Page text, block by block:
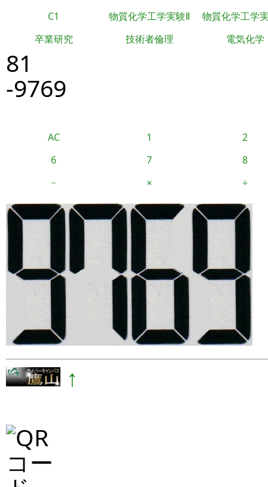
C1 物質化学工学実験Ⅱ
物質化学工学
卒業研究
技術者倫理 電気化学
81
-9769
AC 1
2
6
7
8
−
× ÷
↑